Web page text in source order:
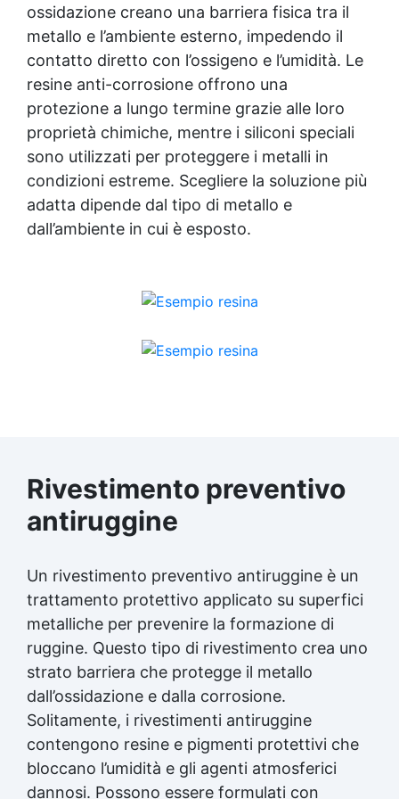
universale Funziona su metallo, plastica,
cemento e vetroresina.⏱ Rapidità Si
indurisce in un’ora, anche a basse
temperature.🧰 Facile da usare Non cola e si
applica anche in verticale.♻️ Versatile
Perfetto per uso domestico, nautico,
industriale o fai-da-te. 🧱 Applicazioni
pratiche Riparazione di fughe o crepe su
piscine, vasche o acquari Sigillatura di
perdite su tubi, pompe o raccordi idraulici
Ricostruzione di parti danneggiate in
plastica o metallo Fissaggio di ganci, bulloni
o supporti anche in ambienti umidi
Modalità d’uso Tagliare la quantità
necessaria di barretta. Impastare a mano
min). Applicare immediatamente sulla
ruvide per migliorare l’ancoraggio. Non usare
su PE, PP o PTFE. Una volta indurito, può
essere forato, limato, carteggiato o
verniciato. ❓ FAQ 👉 Posso usarlo per
d’acqua? Sì! Aqua Stick è progettato per
applicazioni subacquee, anche a immersione
totale. 👉 Funziona anche su plastica? Sì, ma
solo su plastiche non oleose (escluse PE e
PP). 👉 Si può verniciare dopo? Certamente:
una volta indurito è perfettamente
verniciabile. 🏁 Perfetto per Idraulici e
Settore nautico e piscine Laboratori e
officine meccaniche Stucco epossidico
SteelStick - Clicca qui per scoprire di più ⚙️
Ripara, ricostruisci e sigilla metalli in pochi
ossidazione creano una barriera fisica tra il
metallo e l’ambiente esterno, impedendo il
contatto diretto con l’ossigeno e l’umidità. Le
resine anti-corrosione offrono una
protezione a lungo termine grazie alle loro
proprietà chimiche, mentre i siliconi speciali
sono utilizzati per proteggere i metalli in
condizioni estreme. Scegliere la soluzione più
adatta dipende dal tipo di metallo e
dall’ambiente in cui è esposto.
Rivestimento preventivo
antiruggine
Un rivestimento preventivo antiruggine è un
trattamento protettivo applicato su superfici
metalliche per prevenire la formazione di
ruggine. Questo tipo di rivestimento crea uno
strato barriera che protegge il metallo
dall’ossidazione e dalla corrosione.
Solitamente, i rivestimenti antiruggine
contengono resine e pigmenti protettivi che
bloccano l’umidità e gli agenti atmosferici
dannosi. Possono essere formulati con